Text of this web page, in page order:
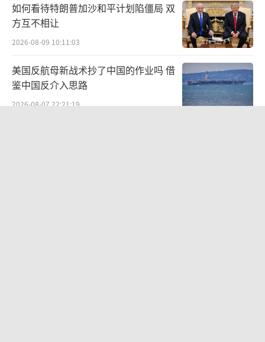
如何看待特朗普加沙和平计划陷僵局 双
方互不相让
2026-08-09 10:11:03
美国反航母新战术抄了中国的作业吗 借
鉴中国反介入思路
2026-08-07 22:21:19